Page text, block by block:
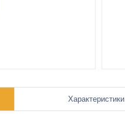
Характеристики